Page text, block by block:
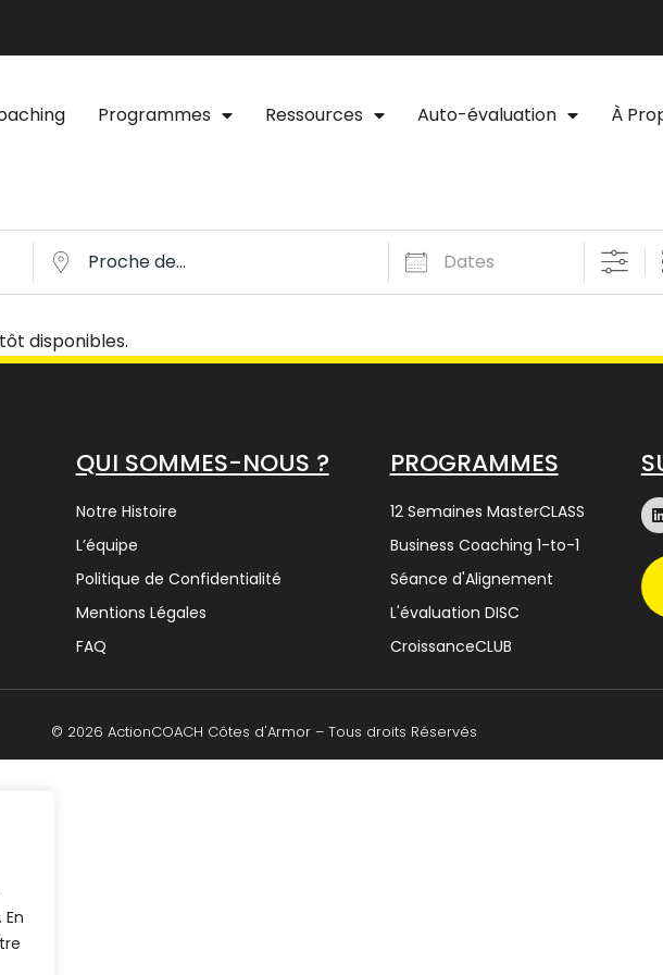
Programmes Ressources Auto-évaluation À
disponibles.
QUI SOMMES-NOUS ?
Notre Histoire
L’équipe
Politique de Confidentialité
Mentions Légales
FAQ
PROGRAMMES
12 Semaines MasterCLASS
Business Coaching 1-to-1
Séance d'Alignement
L'évaluation DISC
CroissanceCLUB
© 2026 ActionCOACH Côtes d'Armor – Tous droits Réservés